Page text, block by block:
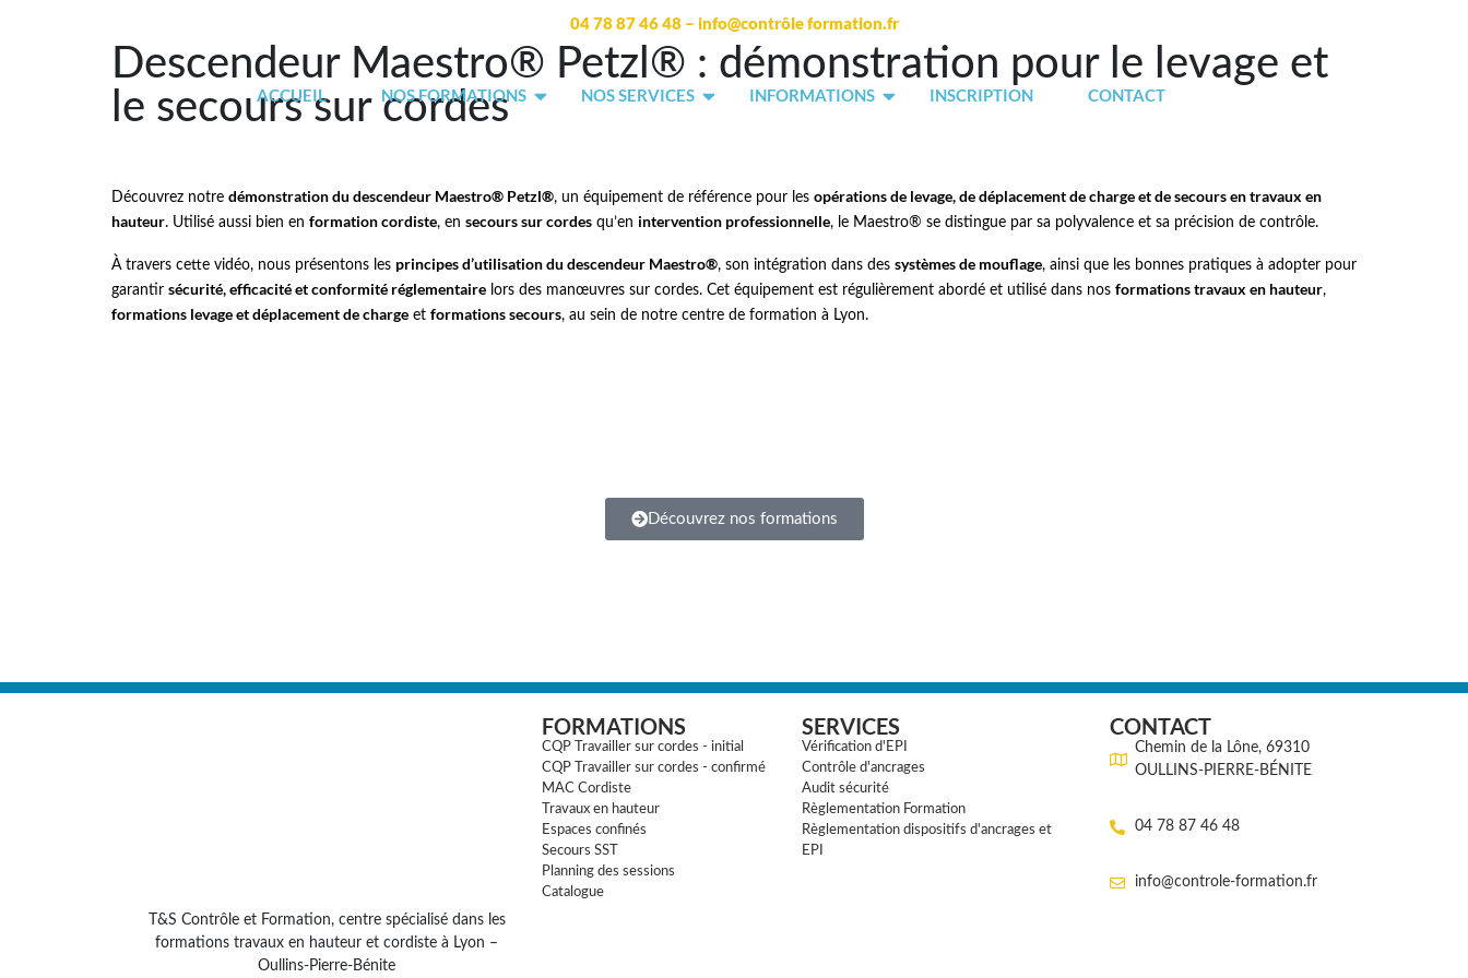
04 78 87 46 48 – info@contrôle formation.fr
ACCUEIL NOS FORMATIONS NOS SERVICES INFORMATIONS INSCRIPTION CONTACT
Descendeur Maestro® Petzl® : démonstration pour le levage et
le secours sur cordes
Découvrez notre démonstration du descendeur Maestro® Petzl®, un équipement de référence pour les opérations de levage, de déplacement de charge et de secours en travaux en
hauteur. Utilisé aussi bien en formation cordiste, en secours sur cordes qu’en intervention professionnelle, le Maestro® se distingue par sa polyvalence et sa précision de contrôle.
À travers cette vidéo, nous présentons les principes d’utilisation du descendeur Maestro®, son intégration dans des systèmes de mouflage, ainsi que les bonnes pratiques à adopter pour
garantir sécurité, efficacité et conformité réglementaire lors des manœuvres sur cordes. Cet équipement est régulièrement abordé et utilisé dans nos formations travaux en hauteur,
formations levage et déplacement de charge et formations secours, au sein de notre centre de formation à Lyon.
Découvrez nos formations
T&S Contrôle et Formation, centre spécialisé dans les
formations travaux en hauteur et cordiste à Lyon –
Oullins-Pierre-Bénite
FORMATIONS
CQP Travailler sur cordes - initial
CQP Travailler sur cordes - confirmé
MAC Cordiste
Travaux en hauteur
Espaces confinés
Secours SST
Planning des sessions
Catalogue
SERVICES
Vérification d'EPI
Contrôle d'ancrages
Audit sécurité
Règlementation Formation
Règlementation dispositifs d'ancrages et
EPI
CONTACT
Chemin de la Lône, 69310
OULLINS-PIERRE-BÉNITE
04 78 87 46 48
info@controle-formation.fr